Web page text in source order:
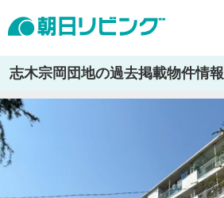
志木宗岡団地の過去掲載物件情報